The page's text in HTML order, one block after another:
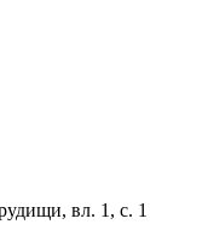
вл. 1, с. 1